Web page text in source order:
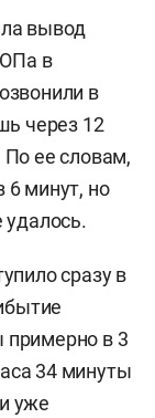
вывод
в
в
через 12
ее словам,
минут, но
удалось.
сразу в
в 3
34 минуты
уже